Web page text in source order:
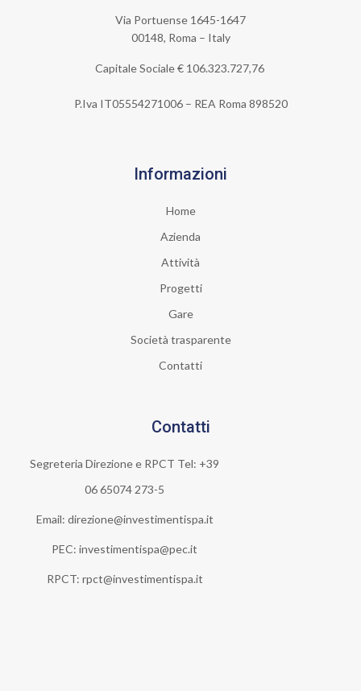
Via Portuense 1645-1647
00148, Roma – Italy
Capitale Sociale € 106.323.727,76
P.Iva IT05554271006 – REA Roma 898520
Informazioni
Home
Azienda
Attività
Progetti
Gare
Società trasparente
Contatti
Contatti
Segreteria Direzione e RPCT Tel: +39
06 65074 273-5
Email: direzione@investimentispa.it
PEC: investimentispa@pec.it
RPCT: rpct@investimentispa.it